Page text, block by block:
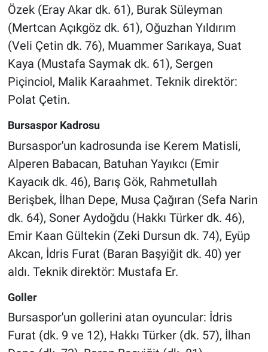
Özek (Eray Akar dk. 61), Burak Süleyman
(Mertcan Açıkgöz dk. 61), Oğuzhan Yıldırım
(Veli Çetin dk. 76), Muammer Sarıkaya, Suat
Kaya (Mustafa Saymak dk. 61), Sergen
Piçinciol, Malik Karaahmet. Teknik direktör:
Polat Çetin.
Bursaspor Kadrosu
Bursaspor'un kadrosunda ise Kerem Matisli,
Alperen Babacan, Batuhan Yayıkcı (Emir
Kayacık dk. 46), Barış Gök, Rahmetullah
Berişbek, İlhan Depe, Musa Çağıran (Sefa Narin
dk. 64), Soner Aydoğdu (Hakkı Türker dk. 46),
Emir Kaan Gültekin (Zeki Dursun dk. 74), Eyüp
Akcan, İdris Furat (Baran Başyiğit dk. 40) yer
aldı. Teknik direktör: Mustafa Er.
Goller
Bursaspor'un gollerini atan oyuncular: İdris
Furat (dk. 9 ve 12), Hakkı Türker (dk. 57), İlhan